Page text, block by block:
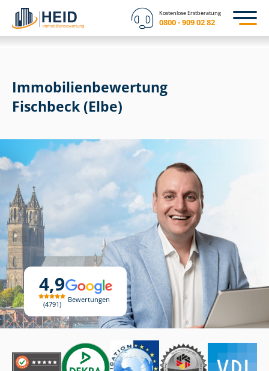
Kostenlose Erstberatung
0800 - 909 02 82
4,9
4791
Bewertungen
Immobilien­bewertung
Fischbeck (Elbe)